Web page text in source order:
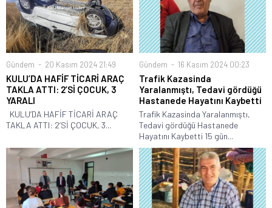
Gündem 20 Kasım 2024 21:49
KULU’DA HAFİF TİCARİ ARAÇ
TAKLA ATTI: 2’Sİ ÇOCUK, 3
YARALI
KULU’DA HAFİF TİCARİ ARAÇ
TAKLA ATTI: 2’Sİ ÇOCUK, 3...
Gündem 16 Kasım 2024 00:23
Trafik Kazasinda
Yaralanmıştı, Tedavi gördüğü
Hastanede Hayatını Kaybetti
Trafik Kazasinda Yaralanmıştı,
Tedavi gördüğü Hastanede
Hayatını Kaybetti 15 gün...